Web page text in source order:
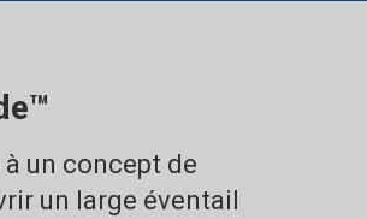
un concept de
un large éventail